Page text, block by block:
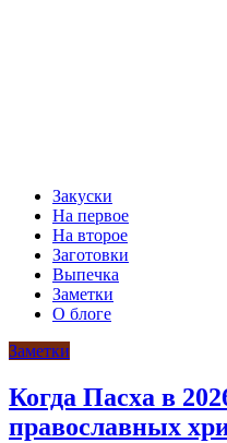
Закуски
На первое
На второе
Заготовки
Выпечка
Заметки
О блоге
Заметки
Когда Пасха в
православных